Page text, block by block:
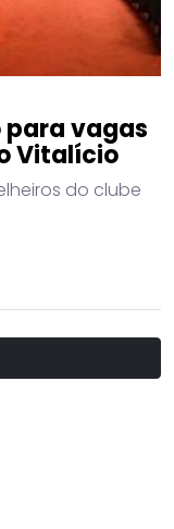
para vagas
Vitalício
do clube